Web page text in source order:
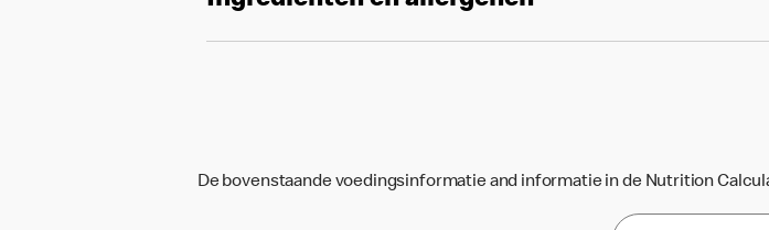
De bovenstaande voedingsinformatie and informatie in de Nutrition